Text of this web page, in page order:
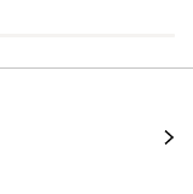
792